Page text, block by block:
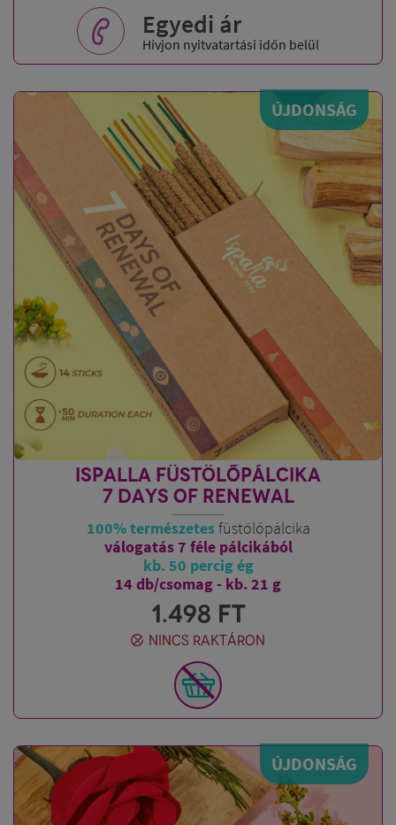
Egyedi ár
Hívjon nyitvatartási időn belül
ÚJDONSÁG
ISPALLA FÜSTÖLŐPÁLCIKA
7 DAYS OF RENEWAL
100% természetesfüstölőpálcika
válogatás 7 féle pálcikából
kb. 50 percig ég
14 db/csomag - kb. 21 g
1.498 FT
NINCS RAKTÁRON
ÚJDONSÁG